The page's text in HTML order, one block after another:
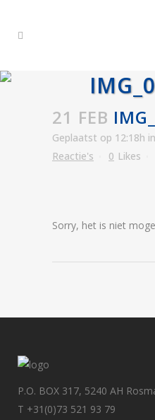
21 FEB
Geplaatst op 12:18h in
Reactie's
0 Likes
Sorry, het is niet
P.O. BOX 317, 5240 AH
T +31(0)73 521 93 79